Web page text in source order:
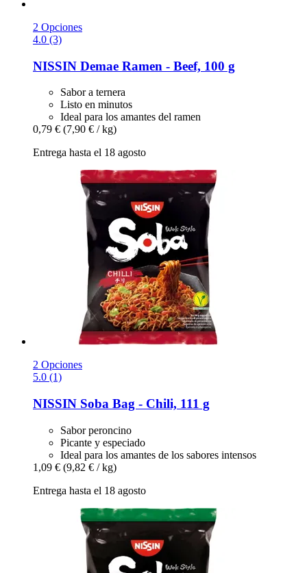
2 Opciones
4.0 (3)
NISSIN Demae Ramen -​ Beef, 100 g
Sabor a ternera
Listo en minutos
Ideal para los amantes del ramen
0,79 € (7,90 € / kg)
Entrega hasta el 18 agosto
2 Opciones
5.0 (1)
NISSIN Soba Bag -​ Chili, 111 g
Sabor peroncino
Picante y especiado
Ideal para los amantes de los sabores intensos
1,09 € (9,82 € / kg)
Entrega hasta el 18 agosto